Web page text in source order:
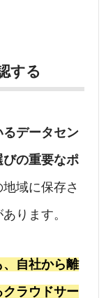
する
データセン
の重要なポ
域に保存さ
ります。
自社から離
ラウドサー